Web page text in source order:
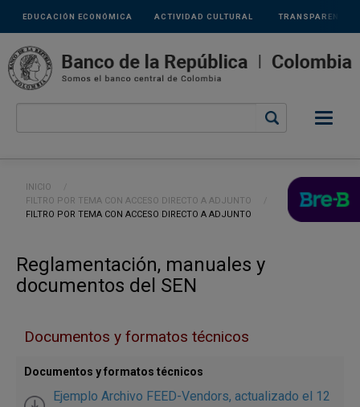
Pasar al contenido principal
Links
secundarios
ACTIVIDAD CULTURAL
EDUCACIÓN ECONÓMICA TRANSPARENCIA
Ruta de navegación
INICIO
FILTRO POR TEMA CON ACCESO DIRECTO A ADJUNTO
CURRENT:
FILTRO POR TEMA CON ACCESO DIRECTO A ADJUNTO
Reglamentación, manuales y
documentos del SEN
Documentos y formatos técnicos
Documentos y formatos técnicos
Ejemplo Archivo FEED-Vendors, actualizado el 12